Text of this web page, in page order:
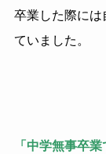
卒業した際には
ていました。
「中学無事卒